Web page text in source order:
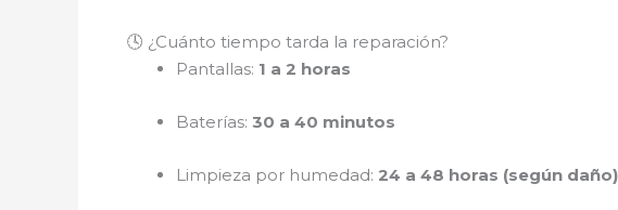
🕓 ¿Cuánto tiempo tarda la reparación?
Pantallas: 1 a 2 horas
Baterías: 30 a 40 minutos
Limpieza por humedad: 24 a 48 horas (según daño)